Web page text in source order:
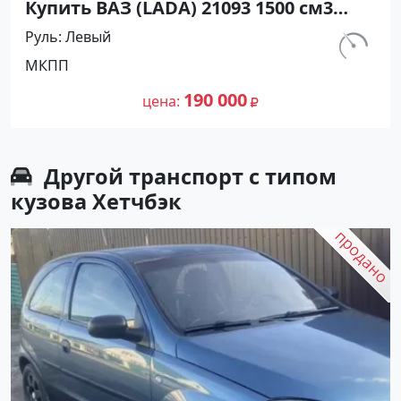
Купить ВАЗ (LADA) 21093 1500 см3
МКПП (70 л.с.) Бензин инжектор в
Ахтанизовская: цвет Белый Хетчбэк
1994 года по цене 190000 рублей,
объявление №26916 на сайте
Авторынок23
км.
Руль Левый
МКПП
цена 190 000
Другой транспорт с типом
кузова Хетчбэк